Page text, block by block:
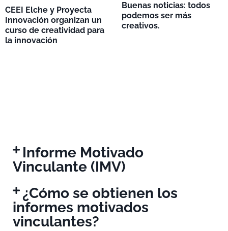
CEEI Elche y Proyecta
Innovación organizan un
curso de creatividad para
la innovación
Buenas noticias: todos
podemos ser más
creativos.
Informe Motivado
Vinculante (IMV)
¿Cómo se obtienen los
informes motivados
vinculantes?